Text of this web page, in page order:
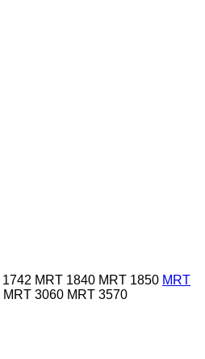
1742 MRT 1840 MRT 1850 MRT
MRT 3060 MRT 3570